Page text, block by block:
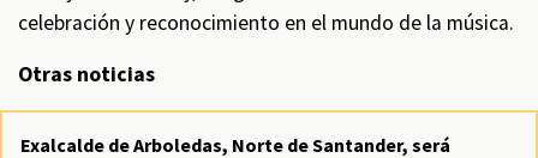
celebración y reconocimiento en el mundo de la música.
Otras noticias
Exalcalde de Arboledas, Norte de Santander, será